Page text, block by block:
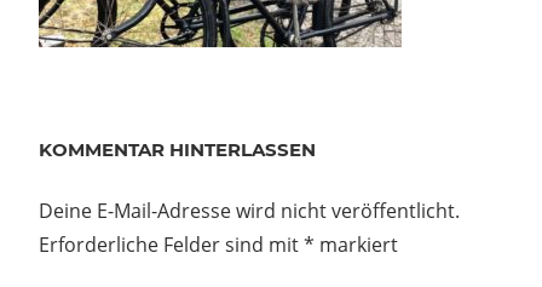
KOMMENTAR HINTERLASSEN
Deine E-Mail-Adresse wird nicht veröffentlicht.
Erforderliche Felder sind mit* markiert